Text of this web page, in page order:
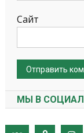
Сайт
МЫ В